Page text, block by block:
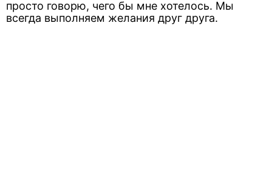
просто говорю, чего бы мне хотелось. Мы
всегда выполняем желания друг друга.